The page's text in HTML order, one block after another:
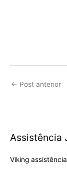
← Post anterior
Assistência
Viking